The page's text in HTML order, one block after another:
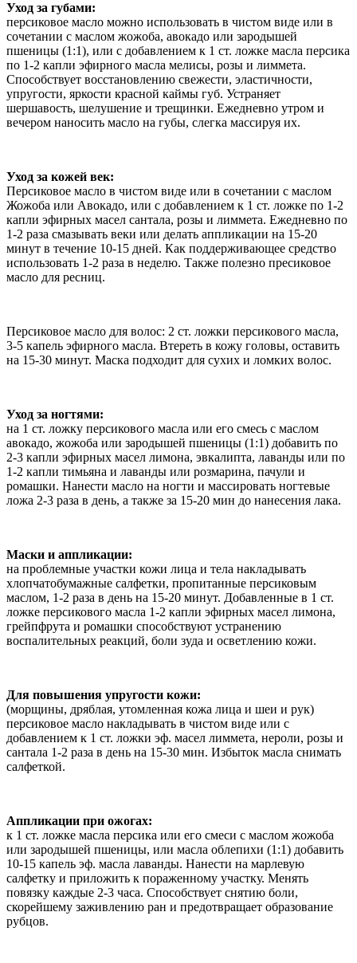
Уход за губами:
персиковое масло можно использовать в чистом виде или в
сочетании с маслом жожоба, авокадо или зародышей
пшеницы (1:1), или с добавлением к 1 ст. ложке масла персика
по 1-2 капли эфирного масла мелисы, розы и лиммета.
Способствует восстановлению свежести, эластичности,
упругости, яркости красной каймы губ. Устраняет
шершавость, шелушение и трещинки. Ежедневно утром и
вечером наносить масло на губы, слегка массируя их.
Уход за кожей век:
Персиковое масло в чистом виде или в сочетании с маслом
Жожоба или Авокадо, или с добавлением к 1 ст. ложке по 1-2
капли эфирных масел сантала, розы и лиммета. Ежедневно по
1-2 раза смазывать веки или делать аппликации на 15-20
минут в течение 10-15 дней. Как поддерживающее средство
использовать 1-2 раза в неделю. Также полезно пресиковое
масло для ресниц.
Персиковое масло для волос: 2 ст. ложки персикового масла,
3-5 капель эфирного масла. Втереть в кожу головы, оставить
на 15-30 минут. Маска подходит для сухих и ломких волос.
Уход за ногтями:
на 1 ст. ложку персикового масла или его смесь с маслом
авокадо, жожоба или зародышей пшеницы (1:1) добавить по
2-3 капли эфирных масел лимона, эвкалипта, лаванды или по
1-2 капли тимьяна и лаванды или розмарина, пачули и
ромашки. Нанести масло на ногти и массировать ногтевые
ложа 2-3 раза в день, а также за 15-20 мин до нанесения лака.
Маски и аппликации:
на проблемные участки кожи лица и тела накладывать
хлопчатобумажные салфетки, пропитанные персиковым
маслом, 1-2 раза в день на 15-20 минут. Добавленные в 1 ст.
ложке персикового масла 1-2 капли эфирных масел лимона,
грейпфрута и ромашки способствуют устранению
воспалительных реакций, боли зуда и осветлению кожи.
Для повышения упругости кожи:
(морщины, дряблая, утомленная кожа лица и шеи и рук)
персиковое масло накладывать в чистом виде или с
добавлением к 1 ст. ложки эф. масел лиммета, нероли, розы и
сантала 1-2 раза в день на 15-30 мин. Избыток масла снимать
салфеткой.
Аппликации при ожогах:
к 1 ст. ложке масла персика или его смеси с маслом жожоба
или зародышей пшеницы, или масла облепихи (1:1) добавить
10-15 капель эф. масла лаванды. Нанести на марлевую
салфетку и приложить к пораженному участку. Менять
повязку каждые 2-3 часа. Способствует снятию боли,
скорейшему заживлению ран и предотвращает образование
рубцов.